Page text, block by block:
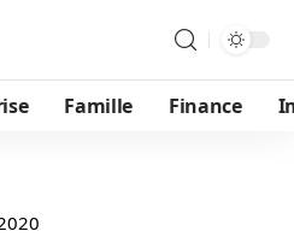
Famille Finance